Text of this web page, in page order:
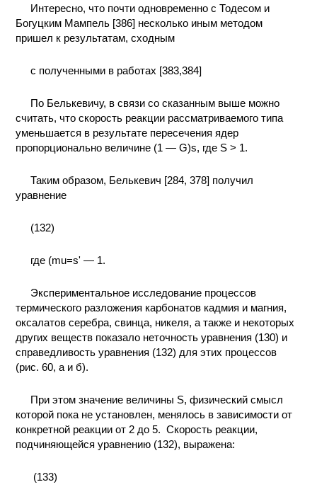
Интересно, что почти одновременно с Тодесом и
Богуцким Мампель [386] несколько иным методом
пришел к результатам, сходным
с полученными в работах [383,384]
По Белькевичу, в связи со сказанным выше можно
считать, что скорость реакции рассматриваемого типа
уменьшается в результате пересечения ядер
пропорционально величине (1 — G)s, где S > 1.
Таким образом, Белькевич [284, 378] получил
уравнение
(132)
где (mu=s' — 1.
Экспериментальное исследование процессов
термического разложения карбонатов кадмия и магния,
оксалатов серебра, свинца, никеля, а также и некоторых
других веществ показало неточность уравнения (130) и
справедливость уравнения (132) для этих процессов
(рис. 60, а и б).
При этом значение величины S, физический смысл
которой пока не установлен, менялось в зависимости от
конкретной реакции от 2 до 5. Скорость реакции,
подчиняющейся уравнению (132), выражена:
(133)